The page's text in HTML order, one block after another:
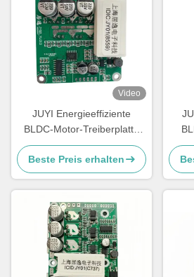
Video
JUYI Energieeffiziente
BLDC-Motor-Treiberplatte
12V 24V 48V mit
Bremsfunktion
Beste Preis erhalten